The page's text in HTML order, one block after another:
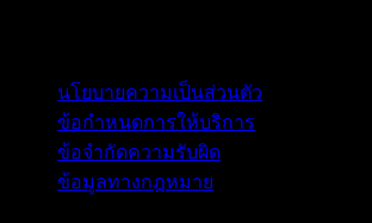
นโยบายความเป็นส่วนตัว
ข้อกำหนดการให้บริการ
ข้อจำกัดความรับผิด
ข้อมูลทางกฎหมาย